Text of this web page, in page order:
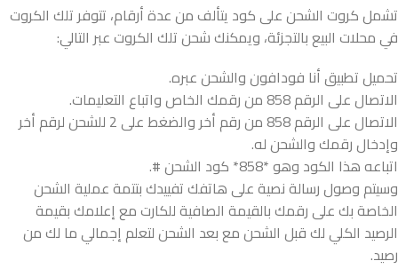
تشمل كروت الشحن على كود يتألف من عدة أرقام، تتوفر تلك الكروت
في محلات البيع بالتجزئة، ويمكنك شحن تلك الكروت عبر التالي:
تحميل تطبيق أنا فودافون والشحن عبره.
الاتصال على الرقم 858 من رقمك الخاص واتباع التعليمات.
الاتصال على الرقم 858 من رقم أخر والضغط على 2 للشحن لرقم أخر
وإدخال رقمك والشحن له.
اتباعه هذا الكود وهو *858* كود الشحن #.
وسيتم وصول رسالة نصية على هاتفك تفييدك بتتمة عملية الشحن
الخاصة بك على رقمك بالقيمة الصافية للكارت مع إعلامك بقيمة
الرصيد الكلي لك قبل الشحن مع بعد الشحن لتعلم إجمالي ما لك من
رصيد.